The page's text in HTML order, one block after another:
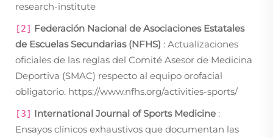
research-institute
[2] Federación Nacional de Asociaciones Estatales
de Escuelas Secundarias (NFHS) : Actualizaciones
oficiales de las reglas del Comité Asesor de Medicina
Deportiva (SMAC) respecto al equipo orofacial
obligatorio. https://www.nfhs.org/activities-sports/
[3] International Journal of Sports Medicine :
Ensayos clínicos exhaustivos que documentan las